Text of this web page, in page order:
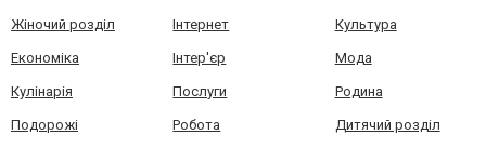
Жіночий розділ Інтернет Культура
Економіка Інтер'єр Мода
Кулінарія Послуги Родина
Подорожі Робота Дитячий розділ